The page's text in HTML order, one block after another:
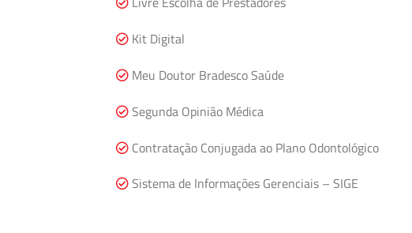
Kit Digital
Meu Doutor Bradesco Saúde
Segunda Opinião Médica
Contratação Conjugada ao Plano Odontológico
Sistema de Informações Gerenciais – SIGE